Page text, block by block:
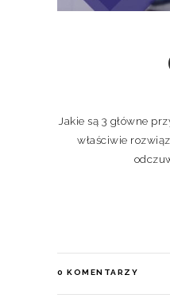
Jakie są 3 główne
właściwie
0 KOMENTARZY